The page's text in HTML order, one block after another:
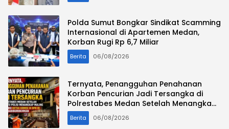
Polda Sumut Bongkar Sindikat Scamming
Internasional di Apartemen Medan,
Korban Rugi Rp 6,7 Miliar
Berita 06/08/2026
Ternyata, Penangguhan Penahanan
Korban Pencurian Jadi Tersangka di
Polrestabes Medan Setelah Menangkap
Maling Atas Atensi Ketua Komisi III DPR RI
Habiburokhman
Berita 06/08/2026